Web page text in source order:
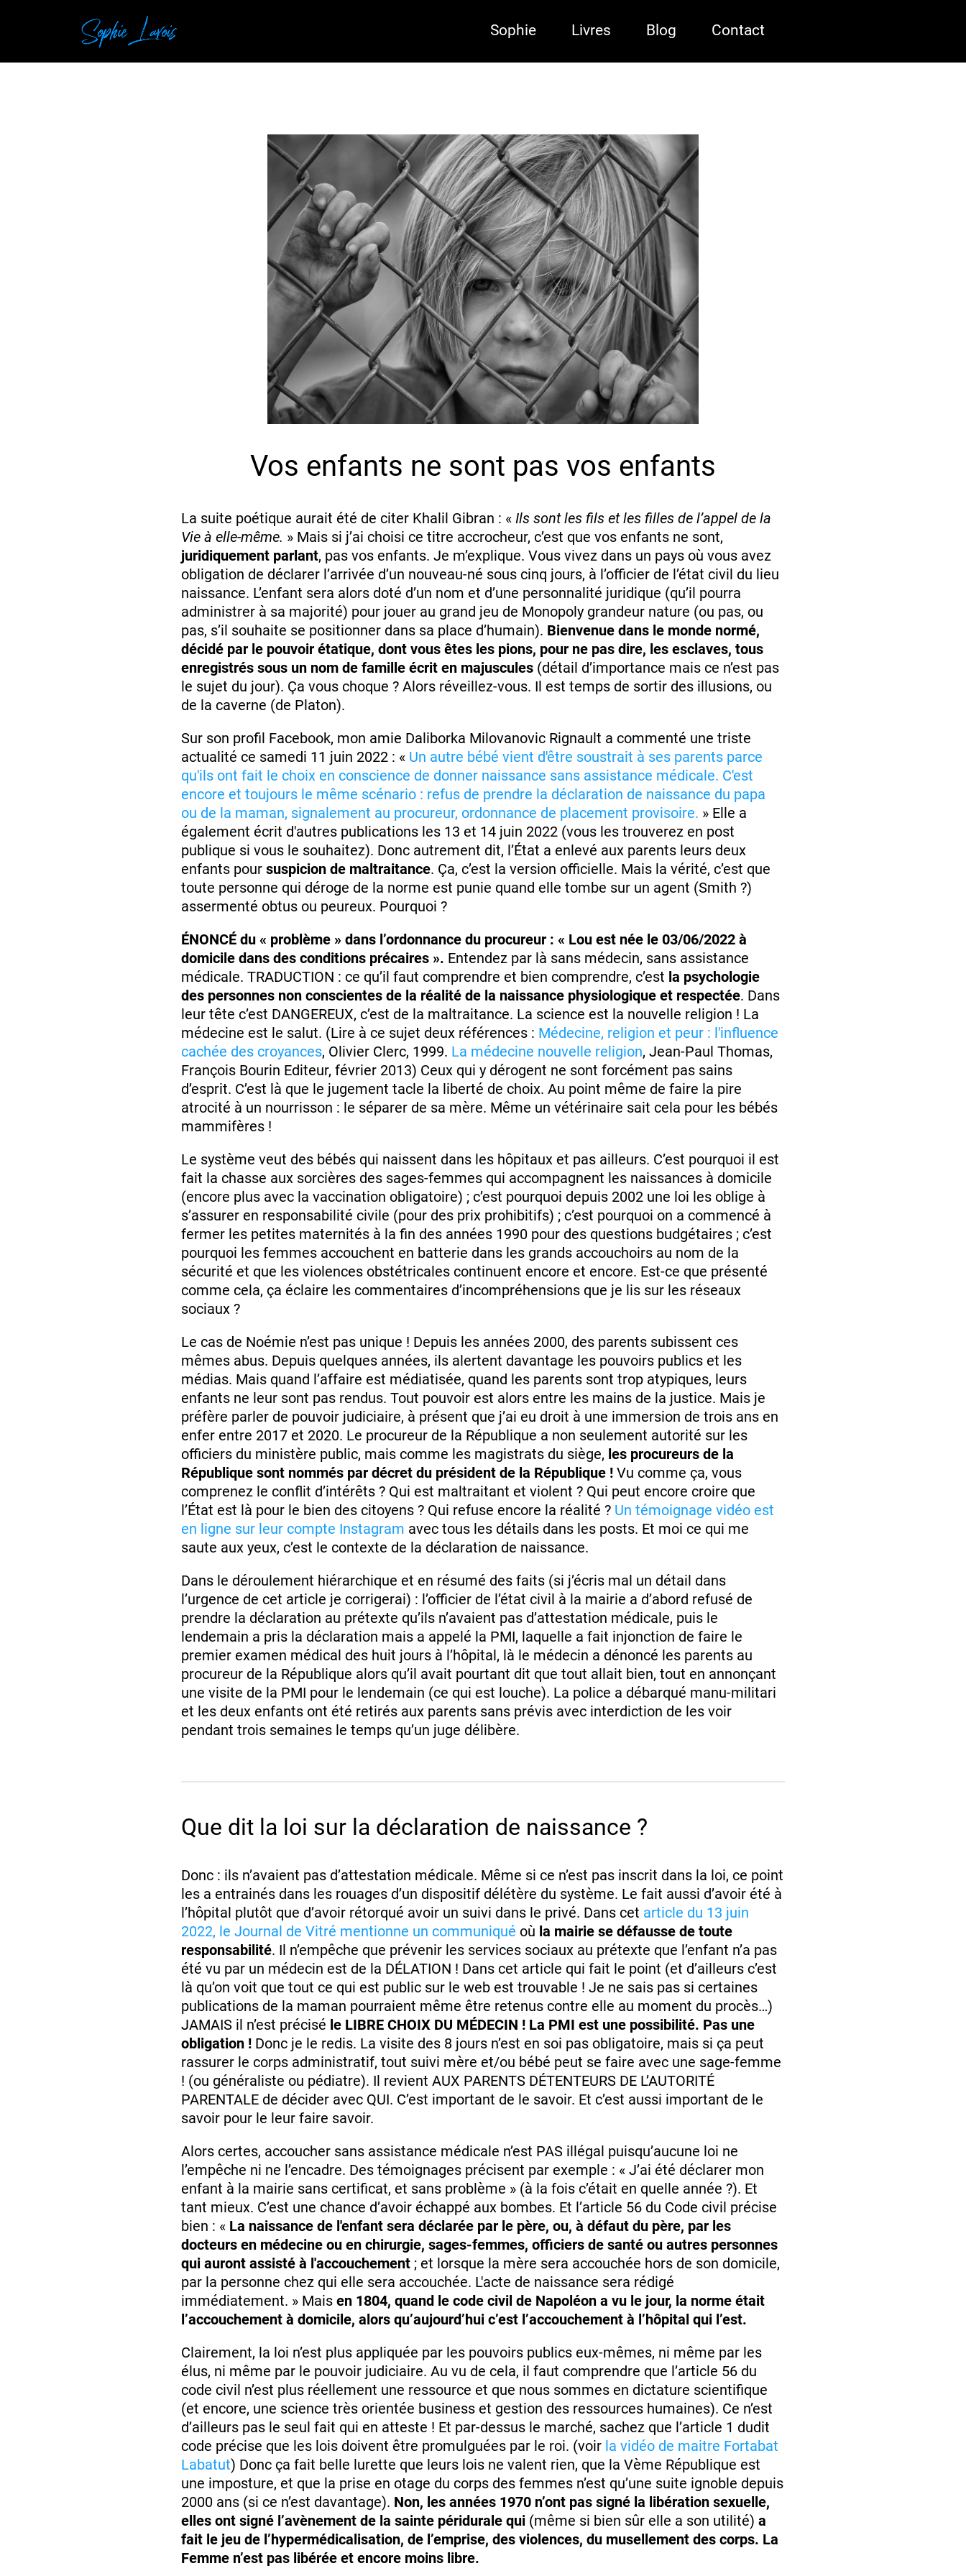
Sophie Livres Blog Contact
Vos enfants ne sont pas vos enfants
La suite poétique aurait été de citer Khalil Gibran : « Ils sont les fils et les filles de l’appel de la
Vie à elle-même. » Mais si j’ai choisi ce titre accrocheur, c’est que vos enfants ne sont,
juridiquement parlant, pas vos enfants. Je m’explique. Vous vivez dans un pays où vous avez
obligation de déclarer l’arrivée d’un nouveau-né sous cinq jours, à l’officier de l’état civil du lieu
naissance. L’enfant sera alors doté d’un nom et d’une personnalité juridique (qu’il pourra
administrer à sa majorité) pour jouer au grand jeu de Monopoly grandeur nature (ou pas, ou
pas, s’il souhaite se positionner dans sa place d’humain). Bienvenue dans le monde normé,
décidé par le pouvoir étatique, dont vous êtes les pions, pour ne pas dire, les esclaves, tous
enregistrés sous un nom de famille écrit en majuscules (détail d’importance mais ce n’est pas
le sujet du jour). Ça vous choque ? Alors réveillez-vous. Il est temps de sortir des illusions, ou
de la caverne (de Platon).
Sur son profil Facebook, mon amie Daliborka Milovanovic Rignault a commenté une triste
actualité ce samedi 11 juin 2022 : « Un autre bébé vient d'être soustrait à ses parents parce
qu'ils ont fait le choix en conscience de donner naissance sans assistance médicale. C'est
encore et toujours le même scénario : refus de prendre la déclaration de naissance du papa
ou de la maman, signalement au procureur, ordonnance de placement provisoire. » Elle a
également écrit d'autres publications les 13 et 14 juin 2022 (vous les trouverez en post
publique si vous le souhaitez). Donc autrement dit, l’État a enlevé aux parents leurs deux
enfants pour suspicion de maltraitance. Ça, c’est la version officielle. Mais la vérité, c’est que
toute personne qui déroge de la norme est punie quand elle tombe sur un agent (Smith ?)
assermenté obtus ou peureux. Pourquoi ?
ÉNONCÉ du « problème » dans l’ordonnance du procureur : « Lou est née le 03/06/2022 à
domicile dans des conditions précaires ». Entendez par là sans médecin, sans assistance
médicale. TRADUCTION : ce qu’il faut comprendre et bien comprendre, c’est la psychologie
des personnes non conscientes de la réalité de la naissance physiologique et respectée. Dans
leur tête c’est DANGEREUX, c’est de la maltraitance. La science est la nouvelle religion ! La
médecine est le salut. (Lire à ce sujet deux références : Médecine, religion et peur : l'influence
cachée des croyances, Olivier Clerc, 1999. La médecine nouvelle religion, Jean-Paul Thomas,
François Bourin Editeur, février 2013) Ceux qui y dérogent ne sont forcément pas sains
d’esprit. C’est là que le jugement tacle la liberté de choix. Au point même de faire la pire
atrocité à un nourrisson : le séparer de sa mère. Même un vétérinaire sait cela pour les bébés
mammifères !
Le système veut des bébés qui naissent dans les hôpitaux et pas ailleurs. C’est pourquoi il est
fait la chasse aux sorcières des sages-femmes qui accompagnent les naissances à domicile
(encore plus avec la vaccination obligatoire) ; c’est pourquoi depuis 2002 une loi les oblige à
s’assurer en responsabilité civile (pour des prix prohibitifs) ; c’est pourquoi on a commencé à
fermer les petites maternités à la fin des années 1990 pour des questions budgétaires ; c’est
pourquoi les femmes accouchent en batterie dans les grands accouchoirs au nom de la
sécurité et que les violences obstétricales continuent encore et encore. Est-ce que présenté
comme cela, ça éclaire les commentaires d’incompréhensions que je lis sur les réseaux
sociaux ?
Le cas de Noémie n’est pas unique ! Depuis les années 2000, des parents subissent ces
mêmes abus. Depuis quelques années, ils alertent davantage les pouvoirs publics et les
médias. Mais quand l’affaire est médiatisée, quand les parents sont trop atypiques, leurs
enfants ne leur sont pas rendus. Tout pouvoir est alors entre les mains de la justice. Mais je
préfère parler de pouvoir judiciaire, à présent que j’ai eu droit à une immersion de trois ans en
enfer entre 2017 et 2020. Le procureur de la République a non seulement autorité sur les
officiers du ministère public, mais comme les magistrats du siège, les procureurs de la
République sont nommés par décret du président de la République ! Vu comme ça, vous
comprenez le conflit d’intérêts ? Qui est maltraitant et violent ? Qui peut encore croire que
l’État est là pour le bien des citoyens ? Qui refuse encore la réalité ? Un témoignage vidéo est
en ligne sur leur compte Instagram avec tous les détails dans les posts. Et moi ce qui me
saute aux yeux, c’est le contexte de la déclaration de naissance.
Dans le déroulement hiérarchique et en résumé des faits (si j’écris mal un détail dans
l’urgence de cet article je corrigerai) : l’officier de l’état civil à la mairie a d’abord refusé de
prendre la déclaration au prétexte qu’ils n’avaient pas d’attestation médicale, puis le
lendemain a pris la déclaration mais a appelé la PMI, laquelle a fait injonction de faire le
premier examen médical des huit jours à l’hôpital, là le médecin a dénoncé les parents au
procureur de la République alors qu’il avait pourtant dit que tout allait bien, tout en annonçant
une visite de la PMI pour le lendemain (ce qui est louche). La police a débarqué manu-militari
et les deux enfants ont été retirés aux parents sans prévis avec interdiction de les voir
pendant trois semaines le temps qu’un juge délibère.
Que dit la loi sur la déclaration de naissance ?
Donc : ils n’avaient pas d’attestation médicale. Même si ce n’est pas inscrit dans la loi, ce point
les a entrainés dans les rouages d’un dispositif délétère du système. Le fait aussi d’avoir été à
l’hôpital plutôt que d’avoir rétorqué avoir un suivi dans le privé. Dans cet article du 13 juin
2022, le Journal de Vitré mentionne un communiqué où la mairie se défausse de toute
responsabilité. Il n’empêche que prévenir les services sociaux au prétexte que l’enfant n’a pas
été vu par un médecin est de la DÉLATION ! Dans cet article qui fait le point (et d’ailleurs c’est
là qu’on voit que tout ce qui est public sur le web est trouvable ! Je ne sais pas si certaines
publications de la maman pourraient même être retenus contre elle au moment du procès…)
JAMAIS il n’est précisé le LIBRE CHOIX DU MÉDECIN ! La PMI est une possibilité. Pas une
obligation ! Donc je le redis. La visite des 8 jours n’est en soi pas obligatoire, mais si ça peut
rassurer le corps administratif, tout suivi mère et/ou bébé peut se faire avec une sage-femme
! (ou généraliste ou pédiatre). Il revient AUX PARENTS DÉTENTEURS DE L’AUTORITÉ
PARENTALE de décider avec QUI. C’est important de le savoir. Et c’est aussi important de le
savoir pour le leur faire savoir.
Alors certes, accoucher sans assistance médicale n’est PAS illégal puisqu’aucune loi ne
l’empêche ni ne l’encadre. Des témoignages précisent par exemple : « J’ai été déclarer mon
enfant à la mairie sans certificat, et sans problème » (à la fois c’était en quelle année ?). Et
tant mieux. C’est une chance d’avoir échappé aux bombes. Et l’article 56 du Code civil précise
bien : « La naissance de l'enfant sera déclarée par le père, ou, à défaut du père, par les
docteurs en médecine ou en chirurgie, sages-femmes, officiers de santé ou autres personnes
qui auront assisté à l'accouchement ; et lorsque la mère sera accouchée hors de son domicile,
par la personne chez qui elle sera accouchée. L'acte de naissance sera rédigé
immédiatement. » Mais en 1804, quand le code civil de Napoléon a vu le jour, la norme était
l’accouchement à domicile, alors qu’aujourd’hui c’est l’accouchement à l’hôpital qui l’est.
Clairement, la loi n’est plus appliquée par les pouvoirs publics eux-mêmes, ni même par les
élus, ni même par le pouvoir judiciaire. Au vu de cela, il faut comprendre que l’article 56 du
code civil n’est plus réellement une ressource et que nous sommes en dictature scientifique
(et encore, une science très orientée business et gestion des ressources humaines). Ce n’est
d’ailleurs pas le seul fait qui en atteste ! Et par-dessus le marché, sachez que l’article 1 dudit
code précise que les lois doivent être promulguées par le roi. (voir la vidéo de maitre Fortabat
Labatut) Donc ça fait belle lurette que leurs lois ne valent rien, que la Vème République est
une imposture, et que la prise en otage du corps des femmes n’est qu’une suite ignoble depuis
2000 ans (si ce n’est davantage). Non, les années 1970 n’ont pas signé la libération sexuelle,
elles ont signé l’avènement de la sainte péridurale qui (même si bien sûr elle a son utilité) a
fait le jeu de l’hypermédicalisation, de l’emprise, des violences, du musellement des corps. La
Femme n’est pas libérée et encore moins libre.